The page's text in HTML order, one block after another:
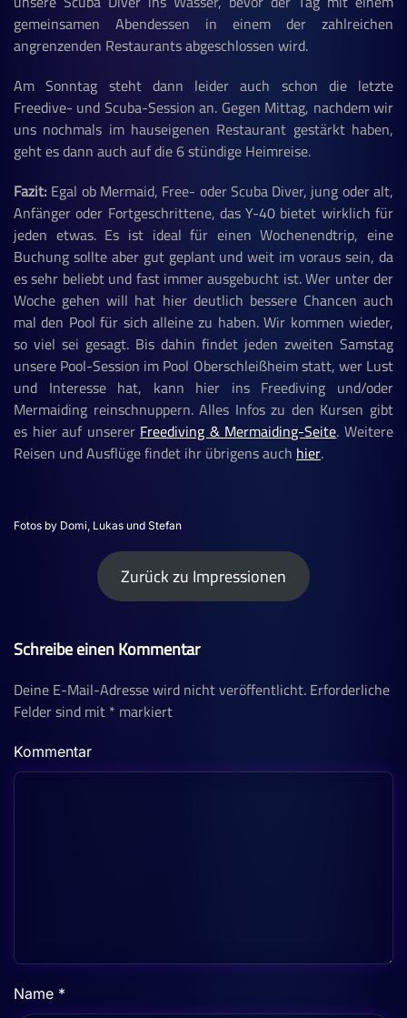
gemeinsamen Abendessen in einem der zahlreichen
angrenzenden Restaurants abgeschlossen wird.
Am Sonntag steht dann leider auch schon die letzte
Freedive- und Scuba-Session an. Gegen Mittag, nachdem wir
uns nochmals im hauseigenen Restaurant gestärkt haben,
geht es dann auch auf die 6 stündige Heimreise.
Fazit: Egal ob Mermaid, Free- oder Scuba Diver, jung oder alt,
Anfänger oder Fortgeschrittene, das Y-40 bietet wirklich für
jeden etwas. Es ist ideal für einen Wochenendtrip, eine
Buchung sollte aber gut geplant und weit im voraus sein, da
es sehr beliebt und fast immer ausgebucht ist. Wer unter der
Woche gehen will hat hier deutlich bessere Chancen auch
mal den Pool für sich alleine zu haben. Wir kommen wieder,
so viel sei gesagt. Bis dahin findet jeden zweiten Samstag
unsere Pool-Session im Pool Oberschleißheim statt, wer Lust
und Interesse hat, kann hier ins Freediving und/oder
Mermaiding reinschnuppern. Alles Infos zu den Kursen gibt
es hier auf unsererFreediving & Mermaiding-Seite. Weitere
Reisen und Ausflüge findet ihr übrigens auchhier.
Fotos by Domi, Lukas und Stefan
Zurück zu Impressionen
Schreibe einen Kommentar
Deine E-Mail-Adresse wird nicht veröffentlicht. Erforderliche
Felder sind mit* markiert
Kommentar
Name *